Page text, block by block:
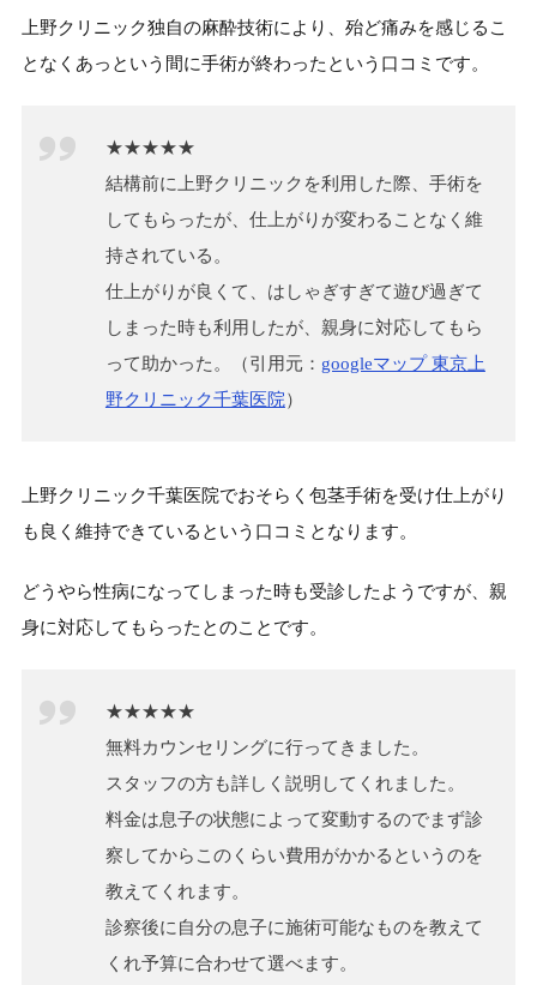
上野クリニック独自の麻酔技術により、殆ど痛みを感じるこ
となくあっという間に手術が終わったという口コミです。
★★★★★
結構前に上野クリニックを利用した際、手術を
してもらったが、仕上がりが変わることなく維
持されている。
仕上がりが良くて、はしゃぎすぎて遊び過ぎて
しまった時も利用したが、親身に対応してもら
って助かった。（引用元： googleマップ 東京上
野クリニック千葉医院）
上野クリニック千葉医院でおそらく包茎手術を受け仕上がり
も良く維持できているという口コミとなります。
どうやら性病になってしまった時も受診したようですが、親
身に対応してもらったとのことです。
★★★★★
無料カウンセリングに行ってきました。
スタッフの方も詳しく説明してくれました。
料金は息子の状態によって変動するのでまず診
察してからこのくらい費用がかかるというのを
教えてくれます。
診察後に自分の息子に施術可能なものを教えて
くれ予算に合わせて選べます。